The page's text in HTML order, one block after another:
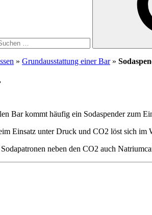
» Grundausstattung einer Bar»
Bar kommt häufig ein Sodaspender zum
Einsatz unter Druck und CO2 löst sich im
neben den CO2 auch